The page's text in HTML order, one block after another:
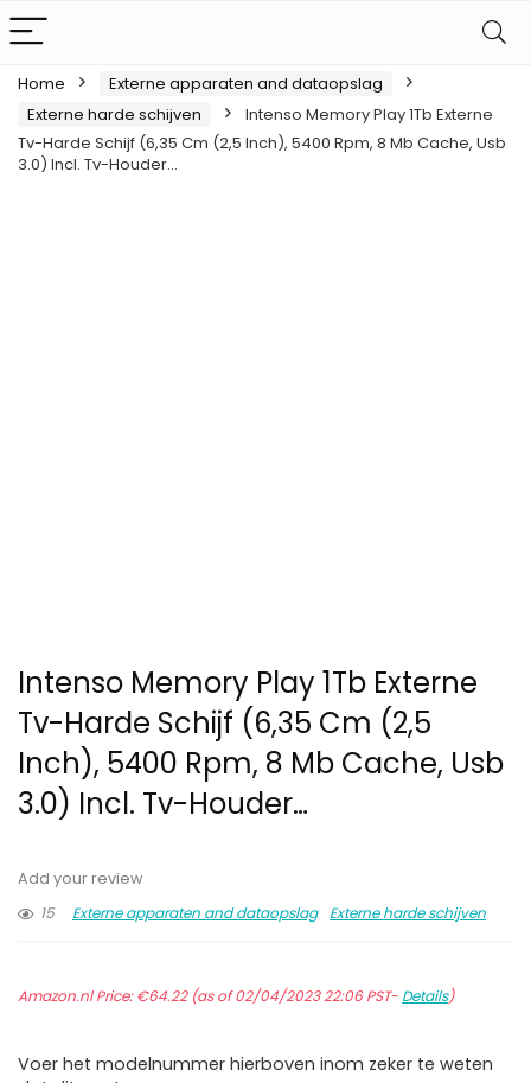
Home
Externe apparaten and dataopslag
Externe harde schijven
Intenso Memory Play 1Tb Externe
Tv-Harde Schijf (6,35 Cm (2,5 Inch), 5400 Rpm, 8 Mb Cache, Usb
3.0) Incl. Tv-Houder…
Intenso Memory Play 1Tb Externe
Tv-Harde Schijf (6,35 Cm (2,5
Inch), 5400 Rpm, 8 Mb Cache, Usb
3.0) Incl. Tv-Houder…
Add your review
15
Externe apparaten and dataopslag Externe harde schijven
Amazon.nl Price:€64.22(as of 02/04/2023 22:06 PST- Details)
Voer het modelnummer hierboven inom zeker te weten